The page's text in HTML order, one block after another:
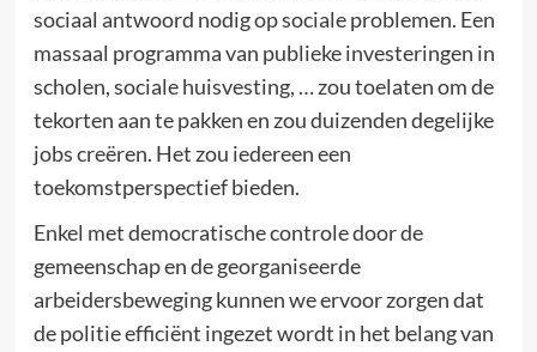
sociaal antwoord nodig op sociale problemen. Een
massaal programma van publieke investeringen in
scholen, sociale huisvesting, … zou toelaten om de
tekorten aan te pakken en zou duizenden degelijke
jobs creëren. Het zou iedereen een
toekomstperspectief bieden.
Enkel met democratische controle door de
gemeenschap en de georganiseerde
arbeidersbeweging kunnen we ervoor zorgen dat
de politie efficiënt ingezet wordt in het belang van